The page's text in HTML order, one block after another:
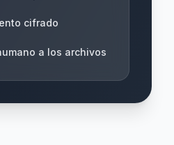
cifrado
a los archivos